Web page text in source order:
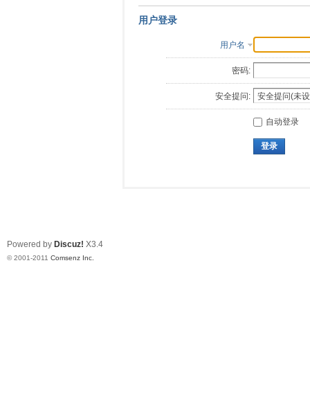
用户登录
用户名
密码:
安全提问:
自动登录
登录
Powered by Discuz! X3.4
© 2001-2011 Comsenz Inc.